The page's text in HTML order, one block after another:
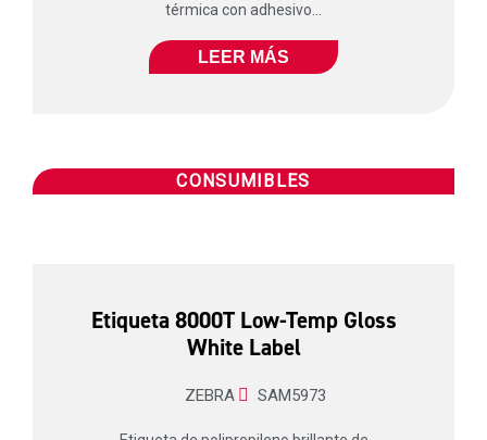
térmica con adhesivo...
LEER MÁS
CONSUMIBLES
Etiqueta 8000T Low-Temp Gloss
White Label
ZEBRA SAM5973